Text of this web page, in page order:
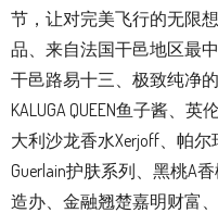
节，让对完美飞行的无限
品、来自法国干邑地区最
干邑路易十三、极致纯净
KALUGA QUEEN鱼子酱、
大利沙龙香水Xerjoff、帕尔
Guerlain护肤系列、黑桃A
造办、金融翘楚嘉明财富